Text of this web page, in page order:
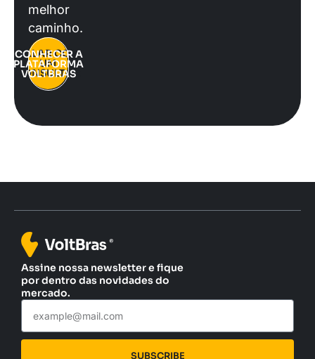
melhor
caminho.
FALAR COM
UM
CONSULTOR
CONHECER A
PLATAFORMA
VOLTBRAS
Assine nossa newsletter e fique
por dentro das novidades do
mercado.
SUBSCRIBE